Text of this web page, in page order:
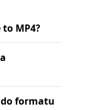
MP4?
formatu